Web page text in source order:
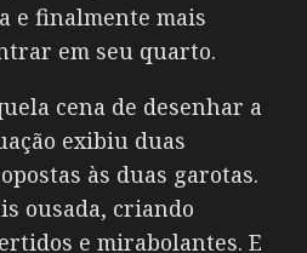
e finalmente mais
em seu quarto.
cena de desenhar a
exibiu duas
às duas garotas.
ousada, criando
e mirabolantes. E